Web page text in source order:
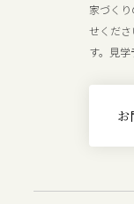
家づく
せくだ
す。見学